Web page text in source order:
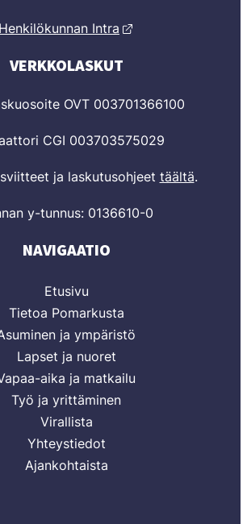
Henkilökunnan Intra
VERKKOLASKUT
OVT 003701366100
CGI 003703575029
ja laskutusohjeet täältä.
y-tunnus: 0136610-0
NAVIGAATIO
Etusivu
Tietoa Pomarkusta
ja ympäristö
Lapset ja nuoret
aika ja matkailu
Työ ja yrittäminen
Virallista
Yhteystiedot
Ajankohtaista